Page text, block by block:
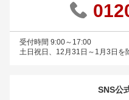
受付時間 9:00～17:00
土日祝日、12月31日～1月3日を
SNS公